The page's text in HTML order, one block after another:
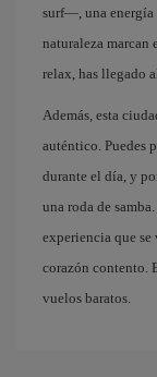
surf—, una energía
naturaleza marcan
relax, has llegado
Además, esta
auténtico. Puedes
durante el día, y
una roda de
experiencia que
corazón contento.
vuelos baratos.